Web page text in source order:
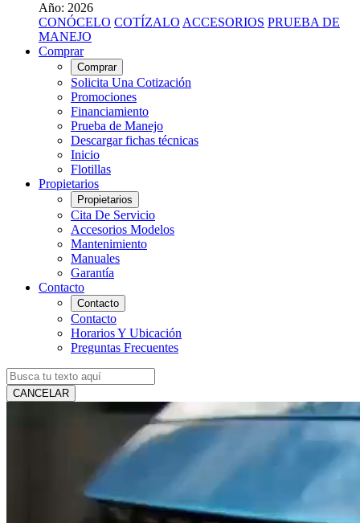
Año: 2026
CONÓCELO COTÍZALO ACCESORIOS PRUEBA DE
MANEJO
Comprar
Comprar
Solicita Una Cotización
Promociones
Financiamiento
Prueba de Manejo
Descargar fichas técnicas
Inicio
Flotillas
Propietarios
Propietarios
Cita De Servicio
Accesorios Modelos
Mantenimiento
Manuales
Garantía
Contacto
Contacto
Contacto
Horarios Y Ubicación
Preguntas Frecuentes
CANCELAR